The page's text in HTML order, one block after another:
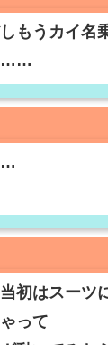
もうカイ名
……
…
初はスーツ
って